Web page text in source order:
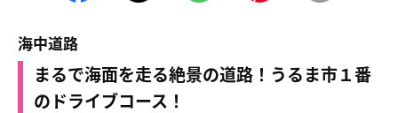
海中道路
まるで海面を走る絶景の道路！うるま市１番
のドライブコース！